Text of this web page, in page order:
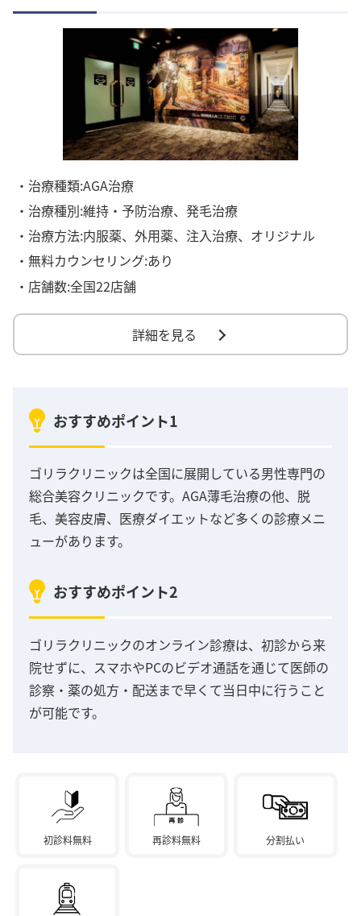
・治療種類:AGA治療
・治療種別:維持・予防治療、発毛治療
・治療方法:内服薬、外用薬、注入治療、オリジナル
・無料カウンセリング:あり
・店舗数:全国22店舗
詳細を見る
おすすめポイント1
ゴリラクリニックは全国に展開している男性専門の
総合美容クリニックです。AGA薄毛治療の他、脱
毛、美容皮膚、医療ダイエットなど多くの診療メニ
ューがあります。
おすすめポイント2
ゴリラクリニックのオンライン診療は、初診から来
院せずに、スマホやPCのビデオ通話を通じて医師の
診察・薬の処方・配送まで早くて当日中に行うこと
が可能です。
初診料無料 再診料無料 分割払い